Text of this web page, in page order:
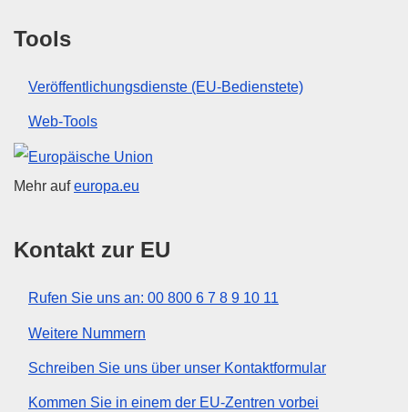
Tools
Veröffentlichungsdienste (EU-Bedienstete)
Web-Tools
Europäische Union
Mehr aufeuropa.eu
Kontakt zur EU
Rufen Sie uns an: 00 800 6 7 8 9 10 11
Weitere Nummern
Schreiben Sie uns über unser Kontaktformular
Kommen Sie in einem der EU-Zentren vorbei